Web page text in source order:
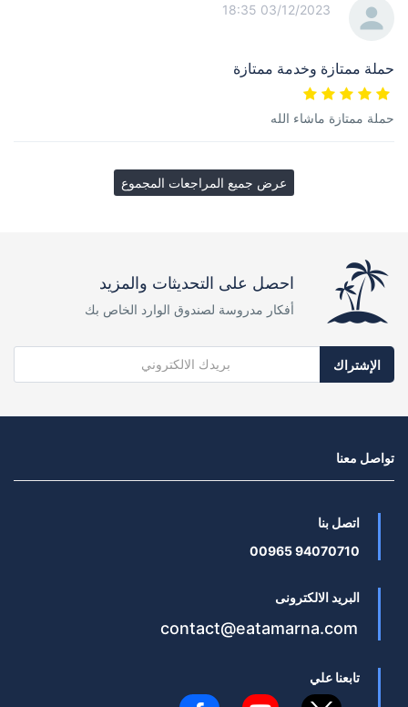
03/12/2023 18:35
حملة ممتازة وخدمة ممتازة
حملة ممتازة ماشاء الله
عرض جميع المراجعات المجموع
احصل على التحديثات والمزيد
أفكار مدروسة لصندوق الوارد الخاص بك
الإشتراك
تواصل معنا
اتصل بنا
94070710 00965
البريد الالكترونى
contact@eatamarna.com
تابعنا علي